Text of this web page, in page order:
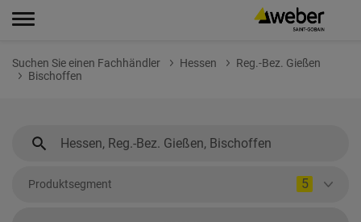
Suchen Sie einen Fachhändler Hessen
Reg.-Bez. Gießen
Bischoffen
Produktsegment 5